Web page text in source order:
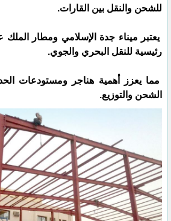
للشحن والنقل بين القارات.
يعتبر ميناء جدة الإسلامي ومطار الملك
رئيسية للنقل البحري والجوي.
مما يعزز أهمية هناجر ومستودعات
الشحن والتوزيع.